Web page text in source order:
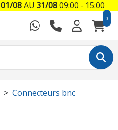
0
Connecteurs bnc
01/08AU 31/0809:00 - 15:00